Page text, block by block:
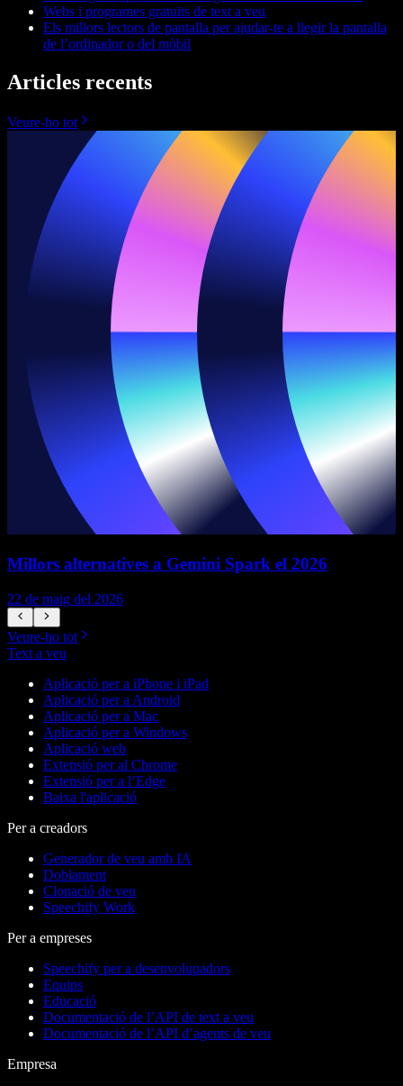
Webs i programes gratuïts de text a veu
Els millors lectors de pantalla per ajudar-te a llegir la pantalla
de l’ordinador o del mòbil
Articles recents
Veure-ho tot
Millors alternatives a Gemini Spark el 2026
22 de maig del 2026
Veure-ho tot
Text a veu
Aplicació per a iPhone i iPad
Aplicació per a Android
Aplicació per a Mac
Aplicació per a Windows
Aplicació web
Extensió per al Chrome
Extensió per a l’Edge
Baixa l'aplicació
Per a creadors
Generador de veu amb IA
Doblament
Clonació de veu
Speechify Work
Per a empreses
Speechify per a desenvolupadors
Equips
Educació
Documentació de l’API de text a veu
Documentació de l’API d’agents de veu
Empresa